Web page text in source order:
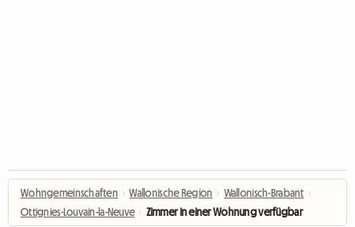
Wohngemeinschaften › Wallonische Region › Wallonisch-Brabant ›
Ottignies-Louvain-la-Neuve › Zimmer in einer Wohnung verfügbar